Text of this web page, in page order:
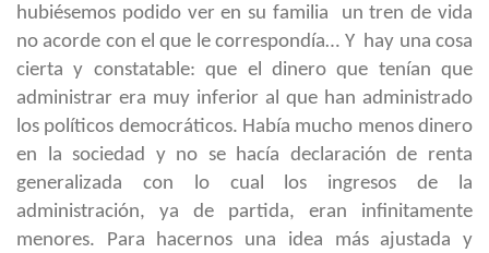
hubiésemos podido ver en su familia un tren de vida
no acorde con el que le correspondía… Y hay una cosa
cierta y constatable: que el dinero que tenían que
administrar era muy inferior al que han administrado
los políticos democráticos. Había mucho menos dinero
en la sociedad y no se hacía declaración de renta
generalizada con lo cual los ingresos de la
administración, ya de partida, eran infinitamente
menores. Para hacernos una idea más ajustada y